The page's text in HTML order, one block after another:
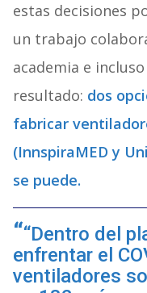
estas decisiones
un trabajo
academia e
resultado: dos
fabricar
(InnspiraMED y
se puede.
“Dentro del
enfrentar el
ventiladores